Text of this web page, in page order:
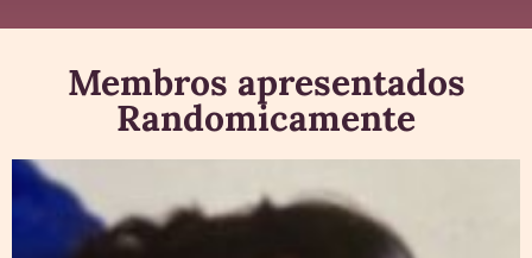
Membros apresentados
Randomicamente